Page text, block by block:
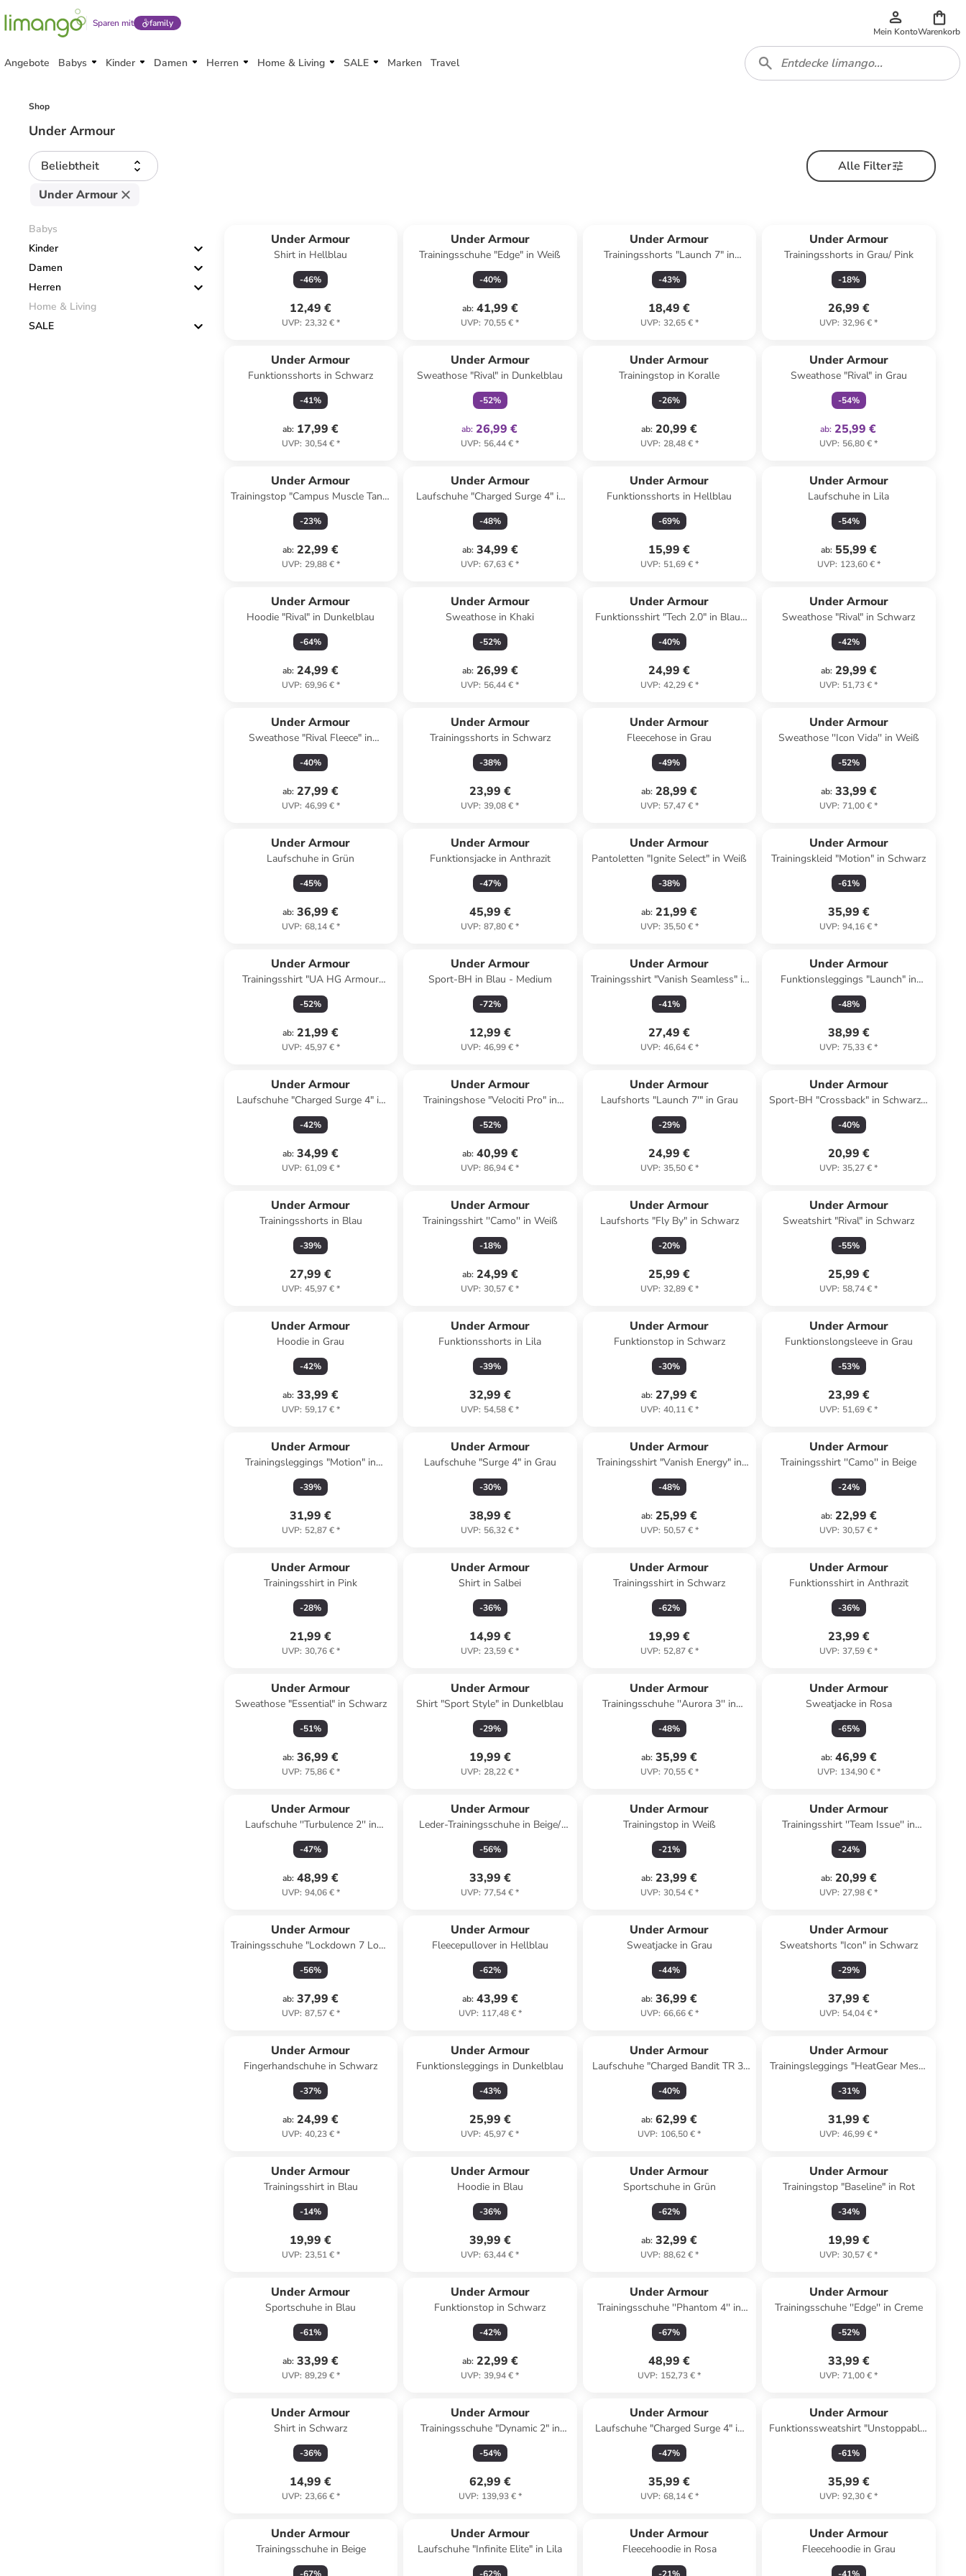
Sparen mit family
Mein KontoWarenkorb
Angebote Babys Kinder Damen Herren Home & Living SALE Marken Travel
Shop
Under Armour
Beliebtheit
Alle Filter
Under Armour
Babys
Kinder
Damen
Herren
Home & Living
SALE
Under Armour
Shirt in Hellblau
-46%
12,49 €
UVP: 23,32 €*
Under Armour
Trainingsschuhe "Edge" in Weiß
-40%
ab: 41,99 €
UVP: 70,55 €*
Under Armour
Trainingsshorts "Launch 7" in
Schwarz
-43%
18,49 €
UVP: 32,65 €*
Under Armour
Trainingsshorts in Grau/ Pink
-18%
26,99 €
UVP: 32,96 €*
Under Armour
Funktionsshorts in Schwarz
-41%
ab: 17,99 €
UVP: 30,54 €*
Under Armour
Sweathose "Rival" in Dunkelblau
-52%
ab: 26,99 €
UVP: 56,44 €*
Under Armour
Trainingstop in Koralle
-26%
ab: 20,99 €
UVP: 28,48 €*
Under Armour
Sweathose "Rival" in Grau
-54%
ab: 25,99 €
UVP: 56,80 €*
Under Armour
Trainingstop "Campus Muscle Tank"
in Schwarz
-23%
ab: 22,99 €
UVP: 29,88 €*
Under Armour
Laufschuhe "Charged Surge 4" in
Pink
-48%
ab: 34,99 €
UVP: 67,63 €*
Under Armour
Funktionsshorts in Hellblau
-69%
15,99 €
UVP: 51,69 €*
Under Armour
Laufschuhe in Lila
-54%
ab: 55,99 €
UVP: 123,60 €*
Under Armour
Hoodie "Rival" in Dunkelblau
-64%
ab: 24,99 €
UVP: 69,96 €*
Under Armour
Sweathose in Khaki
-52%
ab: 26,99 €
UVP: 56,44 €*
Under Armour
Funktionsshirt "Tech 2.0" in Blau/
Hellblau
-40%
24,99 €
UVP: 42,29 €*
Under Armour
Sweathose "Rival" in Schwarz
-42%
ab: 29,99 €
UVP: 51,73 €*
Under Armour
Sweathose "Rival Fleece" in
Schwarz
-40%
ab: 27,99 €
UVP: 46,99 €*
Under Armour
Trainingsshorts in Schwarz
-38%
23,99 €
UVP: 39,08 €*
Under Armour
Fleecehose in Grau
-49%
ab: 28,99 €
UVP: 57,47 €*
Under Armour
Sweathose ''Icon Vida'' in Weiß
-52%
ab: 33,99 €
UVP: 71,00 €*
Under Armour
Laufschuhe in Grün
-45%
ab: 36,99 €
UVP: 68,14 €*
Under Armour
Funktionsjacke in Anthrazit
-47%
45,99 €
UVP: 87,80 €*
Under Armour
Pantoletten "Ignite Select" in Weiß
-38%
ab: 21,99 €
UVP: 35,50 €*
Under Armour
Trainingskleid "Motion" in Schwarz
-61%
35,99 €
UVP: 94,16 €*
Under Armour
Trainingsshirt "UA HG Armour
Comp" in Grau
-52%
ab: 21,99 €
UVP: 45,97 €*
Under Armour
Sport-BH in Blau - Medium
-72%
12,99 €
UVP: 46,99 €*
Under Armour
Trainingsshirt "Vanish Seamless" in
Anthrazit
-41%
27,49 €
UVP: 46,64 €*
Under Armour
Funktionsleggings "Launch" in
Graublau
-48%
38,99 €
UVP: 75,33 €*
Under Armour
Laufschuhe "Charged Surge 4" in
Schwarz
-42%
ab: 34,99 €
UVP: 61,09 €*
Under Armour
Trainingshose "Velociti Pro" in
Dunkelblau
-52%
ab: 40,99 €
UVP: 86,94 €*
Under Armour
Laufshorts "Launch 7'" in Grau
-29%
24,99 €
UVP: 35,50 €*
Under Armour
Sport-BH "Crossback" in Schwarz -
Medium in Schwarz
-40%
20,99 €
UVP: 35,27 €*
Under Armour
Trainingsshorts in Blau
-39%
27,99 €
UVP: 45,97 €*
Under Armour
Trainingsshirt ''Camo'' in Weiß
-18%
ab: 24,99 €
UVP: 30,57 €*
Under Armour
Laufshorts "Fly By" in Schwarz
-20%
25,99 €
UVP: 32,89 €*
Under Armour
Sweatshirt "Rival" in Schwarz
-55%
25,99 €
UVP: 58,74 €*
Under Armour
Hoodie in Grau
-42%
ab: 33,99 €
UVP: 59,17 €*
Under Armour
Funktionsshorts in Lila
-39%
32,99 €
UVP: 54,58 €*
Under Armour
Funktionstop in Schwarz
-30%
ab: 27,99 €
UVP: 40,11 €*
Under Armour
Funktionslongsleeve in Grau
-53%
23,99 €
UVP: 51,69 €*
Under Armour
Trainingsleggings "Motion" in
Schwarz
-39%
31,99 €
UVP: 52,87 €*
Under Armour
Laufschuhe "Surge 4" in Grau
-30%
38,99 €
UVP: 56,32 €*
Under Armour
Trainingsshirt "Vanish Energy" in
Schwarz
-48%
ab: 25,99 €
UVP: 50,57 €*
Under Armour
Trainingsshirt ''Camo'' in Beige
-24%
ab: 22,99 €
UVP: 30,57 €*
Under Armour
Trainingsshirt in Pink
-28%
21,99 €
UVP: 30,76 €*
Under Armour
Shirt in Salbei
-36%
14,99 €
UVP: 23,59 €*
Under Armour
Trainingsshirt in Schwarz
-62%
19,99 €
UVP: 52,87 €*
Under Armour
Funktionsshirt in Anthrazit
-36%
23,99 €
UVP: 37,59 €*
Under Armour
Sweathose "Essential" in Schwarz
-51%
ab: 36,99 €
UVP: 75,86 €*
Under Armour
Shirt "Sport Style" in Dunkelblau
-29%
19,99 €
UVP: 28,22 €*
Under Armour
Trainingsschuhe ''Aurora 3'' in
Schwarz
-48%
ab: 35,99 €
UVP: 70,55 €*
Under Armour
Sweatjacke in Rosa
-65%
ab: 46,99 €
UVP: 134,90 €*
Under Armour
Laufschuhe ''Turbulence 2'' in
Hellgrau
-47%
ab: 48,99 €
UVP: 94,06 €*
Under Armour
Leder-Trainingsschuhe in Beige/
Weiß
-56%
33,99 €
UVP: 77,54 €*
Under Armour
Trainingstop in Weiß
-21%
ab: 23,99 €
UVP: 30,54 €*
Under Armour
Trainingsshirt ''Team Issue'' in
Petrol
-24%
ab: 20,99 €
UVP: 27,98 €*
Under Armour
Trainingsschuhe "Lockdown 7 Low"
in Rot
-56%
ab: 37,99 €
UVP: 87,57 €*
Under Armour
Fleecepullover in Hellblau
-62%
ab: 43,99 €
UVP: 117,48 €*
Under Armour
Sweatjacke in Grau
-44%
ab: 36,99 €
UVP: 66,66 €*
Under Armour
Sweatshorts "Icon" in Schwarz
-29%
37,99 €
UVP: 54,04 €*
Under Armour
Fingerhandschuhe in Schwarz
-37%
ab: 24,99 €
UVP: 40,23 €*
Under Armour
Funktionsleggings in Dunkelblau
-43%
25,99 €
UVP: 45,97 €*
Under Armour
Laufschuhe "Charged Bandit TR 3"
in Grau
-40%
ab: 62,99 €
UVP: 106,50 €*
Under Armour
Trainingsleggings "HeatGear Mesh"
in Pink
-31%
31,99 €
UVP: 46,99 €*
Under Armour
Trainingsshirt in Blau
-14%
19,99 €
UVP: 23,51 €*
Under Armour
Hoodie in Blau
-36%
39,99 €
UVP: 63,44 €*
Under Armour
Sportschuhe in Grün
-62%
ab: 32,99 €
UVP: 88,62 €*
Under Armour
Trainingstop "Baseline" in Rot
-34%
19,99 €
UVP: 30,57 €*
Under Armour
Sportschuhe in Blau
-61%
ab: 33,99 €
UVP: 89,29 €*
Under Armour
Funktionstop in Schwarz
-42%
ab: 22,99 €
UVP: 39,94 €*
Under Armour
Trainingsschuhe ''Phantom 4'' in
Schwarz
-67%
48,99 €
UVP: 152,73 €*
Under Armour
Trainingsschuhe ''Edge'' in Creme
-52%
33,99 €
UVP: 71,00 €*
Under Armour
Shirt in Schwarz
-36%
14,99 €
UVP: 23,66 €*
Under Armour
Trainingsschuhe "Dynamic 2" in
Hellblau
-54%
62,99 €
UVP: 139,93 €*
Under Armour
Laufschuhe "Charged Surge 4" in
Weiß
-47%
35,99 €
UVP: 68,14 €*
Under Armour
Funktionssweatshirt "Unstoppable"
in Anthrazit
-61%
35,99 €
UVP: 92,30 €*
Under Armour
Trainingsschuhe in Beige
Under Armour
Laufschuhe "Infinite Elite" in Lila
Under Armour
Fleecehoodie in Rosa
Under Armour
Fleecehoodie in Grau